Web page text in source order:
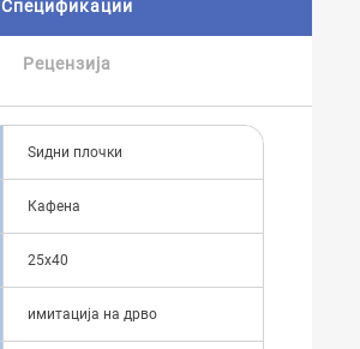
Спецификации
Рецензија
Ѕидни плочки
Кафена
25x40
имитација на дрво